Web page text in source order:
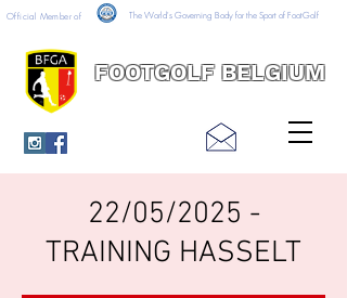
FOOTGOLF BELGIUM
Official Member of The World's Governing Body for the Sport of FootGolf
22/05/2025 -
TRAINING HASSELT